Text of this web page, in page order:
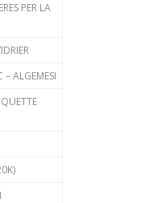
PER LA
ALGEMESI